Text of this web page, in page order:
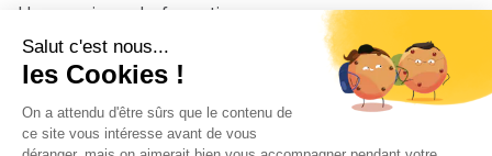
Un organisme de formation
Un conseiller